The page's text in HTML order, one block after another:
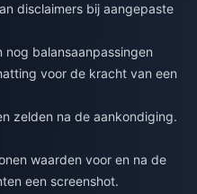
disclaimers bij aangepaste
balansaanpassingen
voor de kracht van een
zelden na de aankondiging.
waarden voor en na de
een screenshot.